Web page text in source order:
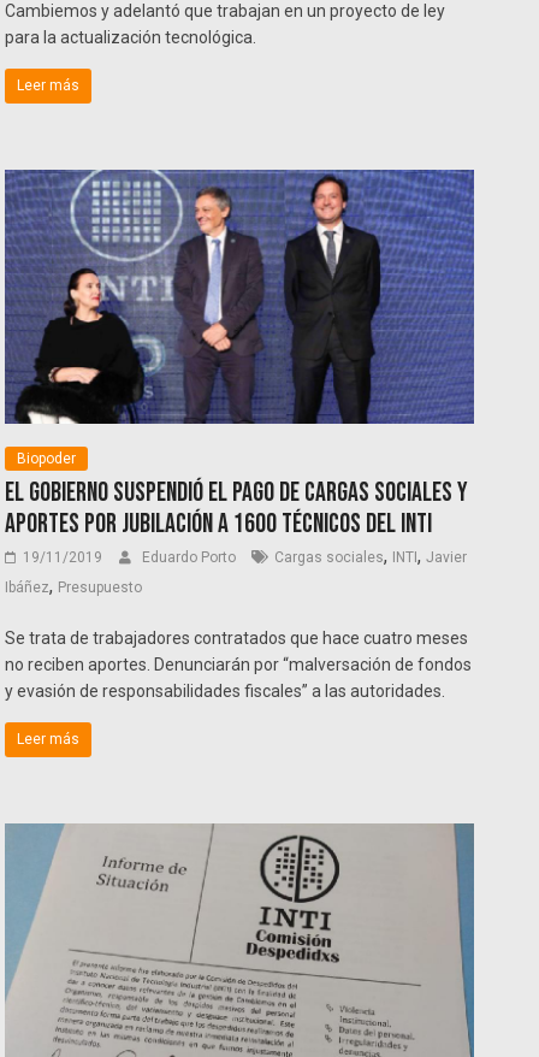
Cambiemos y adelantó que trabajan en un proyecto de ley
para la actualización tecnológica.
Leer más
Biopoder
El Gobierno suspendió el pago de cargas sociales y
aportes por jubilación a 1600 técnicos del INTI
19/11/2019 Eduardo Porto Cargas sociales, INTI,Javier
Ibáñez, Presupuesto
Se trata de trabajadores contratados que hace cuatro meses
no reciben aportes. Denunciarán por “malversación de fondos
y evasión de responsabilidades fiscales” a las autoridades.
Leer más